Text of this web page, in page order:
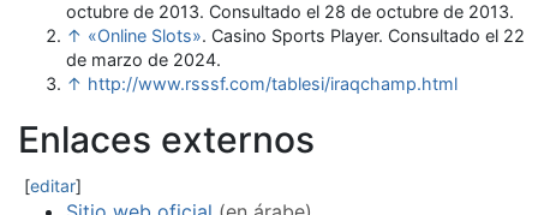
octubre de 2013. Consultado el 28 de octubre de 2013.
↑ «Online Slots». Casino Sports Player. Consultado el 22
de marzo de 2024.
↑ http://www.rsssf.com/tablesi/iraqchamp.html
Enlaces externos
[editar]